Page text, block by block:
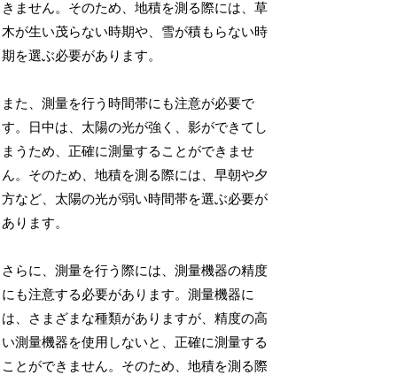
きません。そのため、地積を測る際には、草
木が生い茂らない時期や、雪が積もらない時
期を選ぶ必要があります。
また、測量を行う時間帯にも注意が必要で
す。日中は、太陽の光が強く、影ができてし
まうため、正確に測量することができませ
ん。そのため、地積を測る際には、早朝や夕
方など、太陽の光が弱い時間帯を選ぶ必要が
あります。
さらに、測量を行う際には、測量機器の精度
にも注意する必要があります。測量機器に
は、さまざまな種類がありますが、精度の高
い測量機器を使用しないと、正確に測量する
ことができません。そのため、地積を測る際